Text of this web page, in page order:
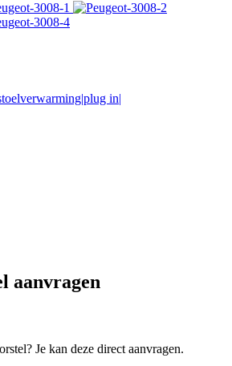
in|
aanvragen
Je kan deze direct aanvragen.